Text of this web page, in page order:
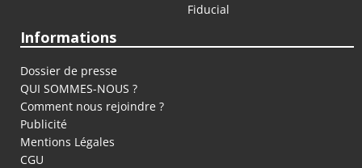
Fiducial
Informations
Dossier de presse
QUI SOMMES-NOUS ?
Comment nous rejoindre ?
Publicité
Mentions Légales
CGU